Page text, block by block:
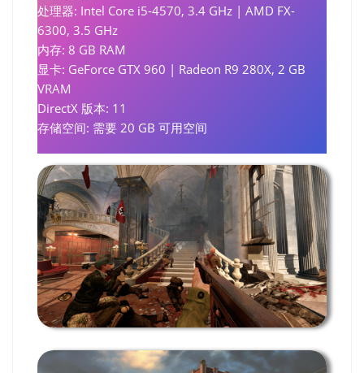
处理器: Intel Core i5-4570, 3.4 GHz | AMD FX-
6300, 3.5 GHz
内存: 8 GB RAM
显卡: GeForce GTX 960 | Radeon R9 280X, 2 GB
VRAM
DirectX 版本: 11
存储空间: 需要 20 GB 可用空间